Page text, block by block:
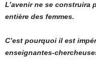
L’avenir ne se
entière des femmes.
C’est pourquoi il est
enseignantes-